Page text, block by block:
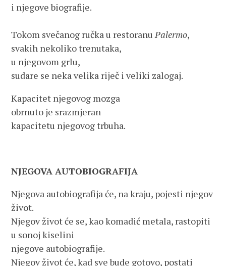
i njegove biografije.
Tokom svečanog ručka u restoranuPalermo,
svakih nekoliko trenutaka,
u njegovom grlu,
sudare se neka velika riječ i veliki zalogaj.
Kapacitet njegovog mozga
obrnuto je srazmjeran
kapacitetu njegovog trbuha.
NJEGOVA AUTOBIOGRAFIJA
Njegova autobiografija će, na kraju, pojesti njegov
život.
Njegov život će se, kao komadić metala, rastopiti
u sonoj kiselini
njegove autobiografije.
Njegov život će, kad sve bude gotovo, postati